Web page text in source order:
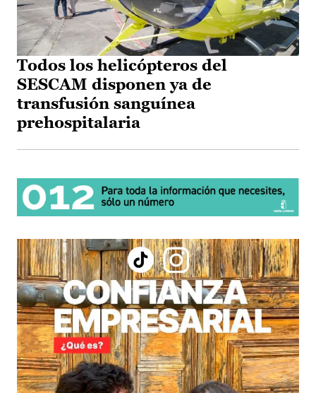
Todos los helicópteros del
SESCAM disponen ya de
transfusión sanguínea
prehospitalaria